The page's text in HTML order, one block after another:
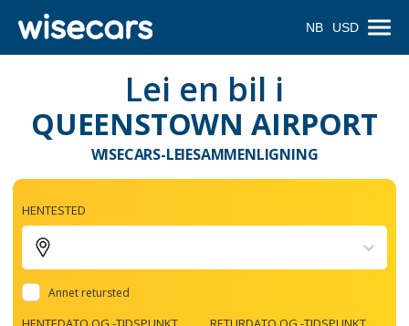
NB USD
Lei en bil i
QUEENSTOWN AIRPORT
WISECARS-LEIESAMMENLIGNING
HENTESTED
Annet retursted